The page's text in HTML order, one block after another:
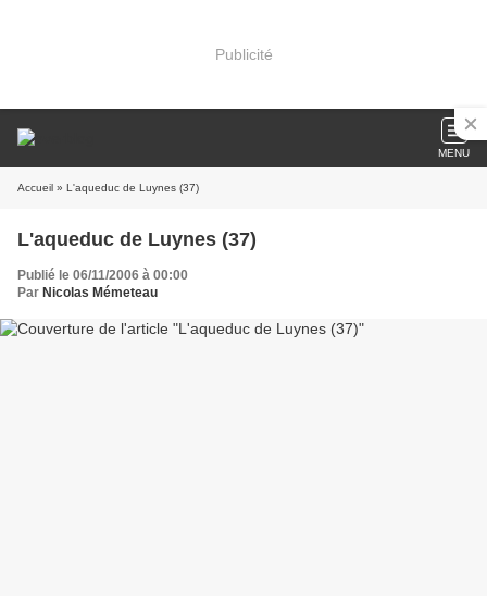
Publicité
MENU
Accueil » L'aqueduc de Luynes (37)
L'aqueduc de Luynes (37)
Publié le 06/11/2006 à 00:00
Par Nicolas Mémeteau